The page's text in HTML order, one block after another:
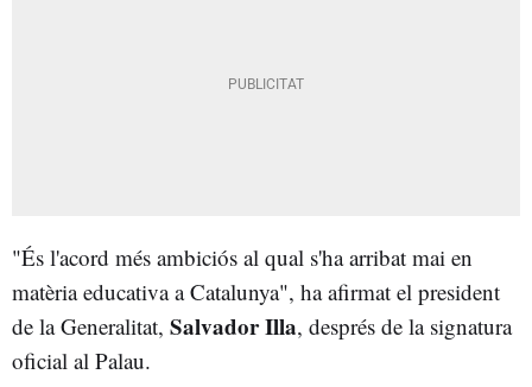
"És l'acord més ambiciós al qual s'ha arribat mai en
matèria educativa a Catalunya", ha afirmat el president
de la Generalitat, Salvador Illa, després de la signatura
oficial al Palau.